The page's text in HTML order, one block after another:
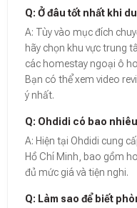
Q: Ở đâu tốt nhất khi
A: Tùy vào mục đích
hãy chọn khu vực trung
các homestay ngoại ô
Bạn có thể xem video
ý nhất.
Q: Ohdidi có bao
A: Hiện tại Ohdidi cung
Hồ Chí Minh, bao gồm
đủ mức giá và tiện nghi.
Q: Làm sao để biết